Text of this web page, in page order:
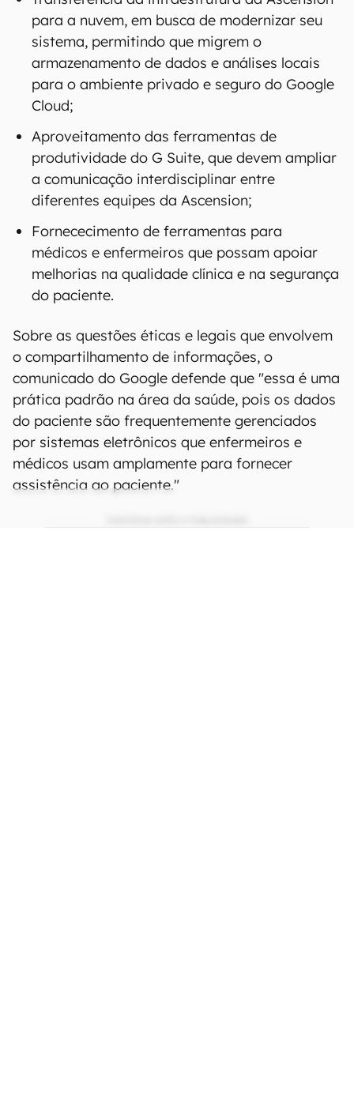
para a nuvem, em busca de modernizar seu
sistema, permitindo que migrem o
armazenamento de dados e análises locais
para o ambiente privado e seguro do Google
Cloud;
Aproveitamento das ferramentas de
produtividade do G Suite, que devem ampliar
a comunicação interdisciplinar entre
diferentes equipes da Ascension;
Fornececimento de ferramentas para
médicos e enfermeiros que possam apoiar
melhorias na qualidade clínica e na segurança
do paciente.
Sobre as questões éticas e legais que envolvem
o compartilhamento de informações, o
comunicado do Google defende que "essa é uma
prática padrão na área da saúde, pois os dados
do paciente são frequentemente gerenciados
por sistemas eletrônicos que enfermeiros e
médicos usam amplamente para fornecer
assistência ao paciente."